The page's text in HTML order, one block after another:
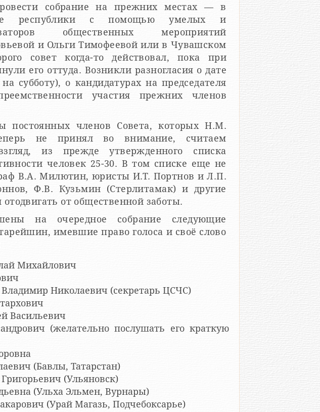
собрание на прежних местах — в
республики с помощью умелых и
общественных мероприятий
и Ольги Тимофеевой или в Чувашском
совет когда-то действовал, пока при
его оттуда. Возникли разногласия о дате
субботу), о кандидатурах на председателя
участия прежних членов
постоянных членов Совета, которых Н.М.
не принял во внимание, считаем
из прежде утвержденного списка
человек 25-30. В том списке еще не
В.А. Милютин, юристы И.Т. Портнов и Л.П.
Ф.В. Кузьмин (Стерлитамак) и другие
от общественной заботы.
на очередное собрание следующие
имевшие право голоса и своё слово
Михайлович
Николаевич (секретарь ЦСЧС)
Васильевич
(желательно послушать его краткую
(Бавлы, Татарстан)
(Ульяновск)
(Ульха Эльмен, Вурнары)
(Урай Магазь, Подчебоксарье)